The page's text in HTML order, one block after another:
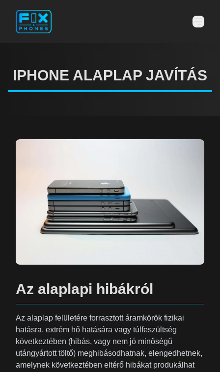
IPHONE ALAPLAP JAVÍTÁS
Az alaplapi hibákról
Az alaplap felületére forrasztott áramkörök fizikai
hatásra, extrém hő hatására vagy túlfeszültség
következtében (hibás, vagy nem jó minőségű
utángyártott töltő) meghibásodhatnak, elengedhetnek,
amelynek következtében eltérő hibákat produkálhat